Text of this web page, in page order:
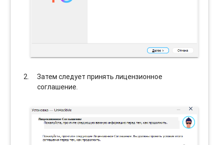
Затем следует принять лицензионное
соглашение.